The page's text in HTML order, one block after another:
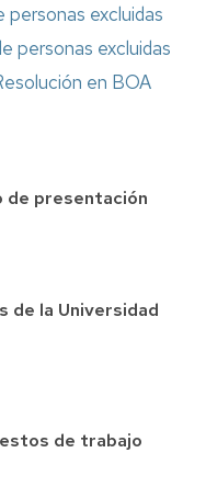
personas excluidas
personas excluidas
en BOA
de presentación
de la Universidad
de trabajo